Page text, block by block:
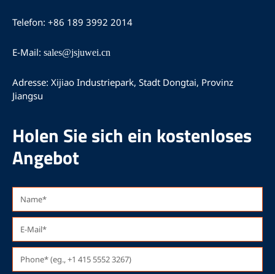
o
o
b
e
g
r
m
Telefon: +86 189 3992 2014
E-Mail: sales@jsjuwei.cn
Adresse: Xijiao Industriepark, Stadt Dongtai, Provinz
Jiangsu
Holen Sie sich ein kostenloses
Angebot